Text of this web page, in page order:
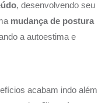
, desenvolvendo seu
mudança de postura
a autoestima e
acabam indo além